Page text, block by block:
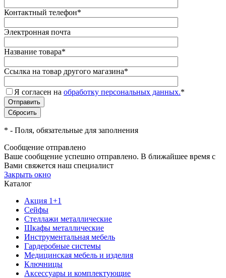
Контактный телефон*
Электронная почта
Название товара*
Ссылка на товар другого магазина*
Я согласен на обработку персональных данных.*
* - Поля, обязательные для заполнения
Сообщение отправлено
Ваше сообщение успешно отправлено. В ближайшее время с
Вами свяжется наш специалист
Закрыть окно
Каталог
Акция 1+1
Сейфы
Стеллажи металлические
Шкафы металлические
Инструментальная мебель
Гардеробные системы
Медицинская мебель и изделия
Ключницы
Аксессуары и комплектующие